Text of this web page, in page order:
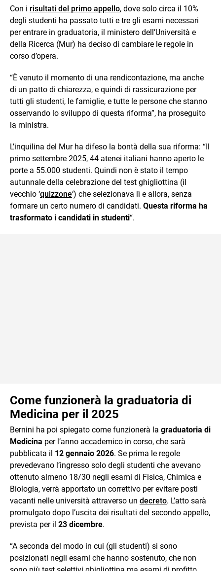
Con i risultati del primo appello, dove solo circa il 10%
degli studenti ha passato tutti e tre gli esami necessari
per entrare in graduatoria, il ministero dell’Università e
della Ricerca (Mur) ha deciso di cambiare le regole in
corso d’opera.
“È venuto il momento di una rendicontazione, ma anche
di un patto di chiarezza, e quindi di rassicurazione per
tutti gli studenti, le famiglie, e tutte le persone che stanno
osservando lo sviluppo di questa riforma”, ha proseguito
la ministra.
L’inquilina del Mur ha difeso la bontà della sua riforma: “Il
primo settembre 2025, 44 atenei italiani hanno aperto le
porte a 55.000 studenti. Quindi non è stato il tempo
autunnale della celebrazione del test ghigliottina (il
vecchio ‘quizzone‘) che selezionava lì e allora, senza
formare un certo numero di candidati. Questa riforma ha
trasformato i candidati in studenti“.
Come funzionerà la graduatoria di
Medicina per il 2025
Bernini ha poi spiegato come funzionerà la graduatoria di
Medicina per l’anno accademico in corso, che sarà
pubblicata il 12 gennaio 2026. Se prima le regole
prevedevano l’ingresso solo degli studenti che avevano
ottenuto almeno 18/30 negli esami di Fisica, Chimica e
Biologia, verrà apportato un correttivo per evitare posti
vacanti nelle università attraverso un decreto. L’atto sarà
promulgato dopo l’uscita dei risultati del secondo appello,
prevista per il 23 dicembre.
“A seconda del modo in cui (gli studenti) si sono
posizionati negli esami che hanno sostenuto, che non